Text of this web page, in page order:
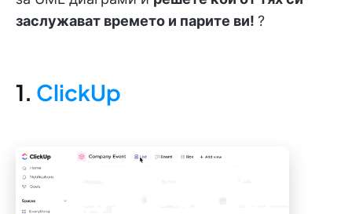
заслужават времето и парите ви! ?
1. ClickUp